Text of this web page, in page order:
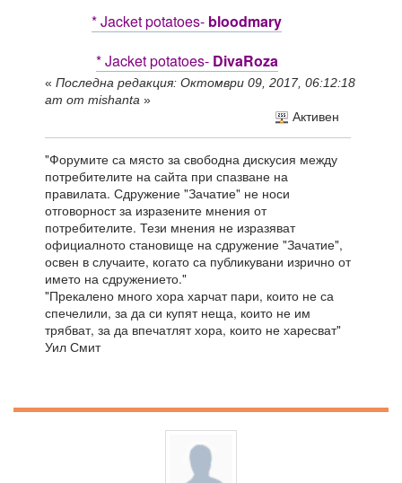
* Jacket potatoes- bloodmary
* Jacket potatoes- DivaRoza
« Последна редакция: Октомври 09, 2017, 06:12:18
am от mishanta »
Активен
"Форумите са място за свободна дискусия между
потребителите на сайта при спазване на
правилата. Сдружение "Зачатие" не носи
отговорност за изразените мнения от
потребителите. Тези мнения не изразяват
официалното становище на сдружение "Зачатие",
освен в случаите, когато са публикувани изрично от
името на сдружението."
"Прекалено много хора харчат пари, които не са
спечелили, за да си купят неща, които не им
трябват, за да впечатлят хора, които не харесват"
Уил Смит